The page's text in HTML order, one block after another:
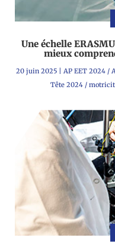
Une échelle
mieux
20 juin 2025 AP EET 2024 /
Tête 2024/